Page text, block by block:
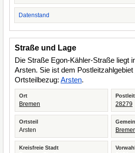
Datenstand
Straße und Lage
Die Straße Egon-Kähler-Straße liegt
Arsten. Sie ist dem Postleitzahlgebiet
Ortsteilbezug: Arsten.
Ort
Bremen 28279
Ortsteil
Arsten
Kreisfreie Stadt